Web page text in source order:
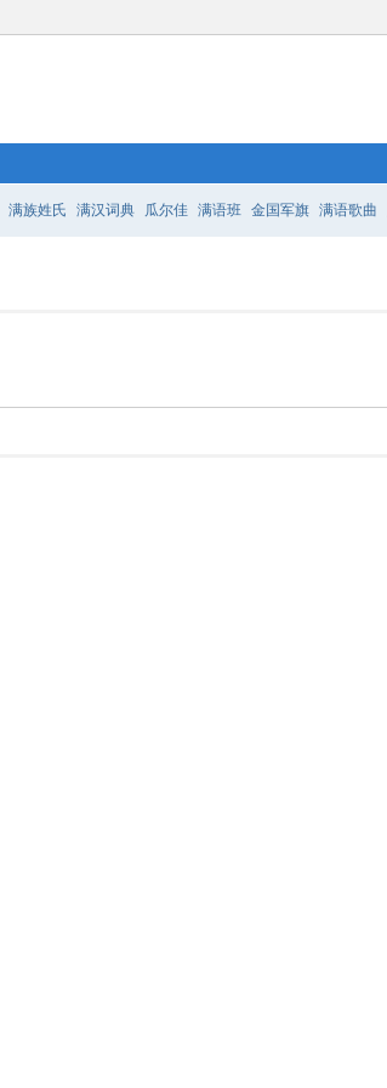
满族姓氏 满汉词典 瓜尔佳 满语班 金国军旗 满语歌曲